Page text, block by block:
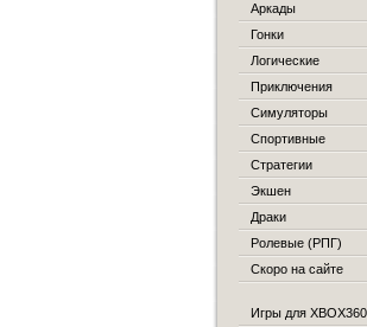
Аркады
Гонки
Логические
Приключения
Симуляторы
Спортивные
Стратегии
Экшен
Драки
Ролевые (РПГ)
Скоро на сайте
Игры для